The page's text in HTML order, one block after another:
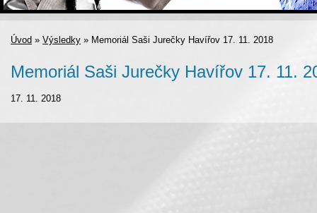
Úvod » Výsledky » Memoriál Saši Jurečky Havířov 17. 11. 2018
Memoriál Saši Jurečky Havířov 17. 11.
17. 11. 2018